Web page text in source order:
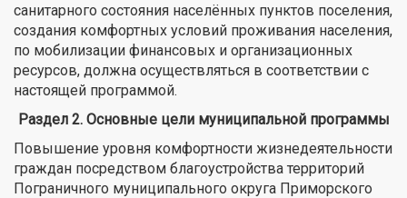
санитарного состояния населённых пунктов поселения,
создания комфортных условий проживания населения,
по мобилизации финансовых и организационных
ресурсов, должна осуществляться в соответствии с
настоящей программой.
Раздел 2. Основные цели муниципальной программы
Повышение уровня комфортности жизнедеятельности
граждан посредством благоустройства территорий
Пограничного муниципального округа Приморского